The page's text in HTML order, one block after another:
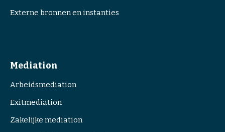
Externe bronnen en instanties
Mediation
Arbeidsmediation
Exitmediation
Zakelijke mediation